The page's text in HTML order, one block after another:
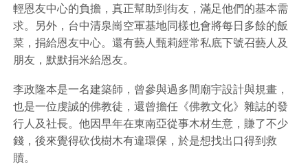
輕恩友中心的負擔，真正幫助到街友，滿足他們的基本需
求。另外，台中清泉崗空軍基地同樣也會將每日多餘的飯
菜，捐給恩友中心。還有藝人甄莉經常私底下號召藝人及
朋友，默默捐米給恩友。
李政隆本是一名建築師，曾參與過多間廟宇設計與規畫，
也是一位虔誠的佛教徒，還曾擔任《佛教文化》雜誌的發
行人及社長。他因早年在東南亞從事木材生意，賺了不少
錢，後來覺得砍伐樹木有違環保，於是想找出口得到救
贖。